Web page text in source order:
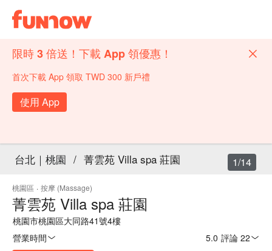
限時 3 倍送！下載 App 領優惠！
首次下載 App 領取 TWD 300 新戶禮
使用 App
台北｜桃園 / 菁雲苑 Villa spa 莊園
桃園區 · 按摩 (Massage)
菁雲苑 Villa spa 莊園
桃園市桃園區大同路41號4樓
營業時間
5.0 評論 22
1/14